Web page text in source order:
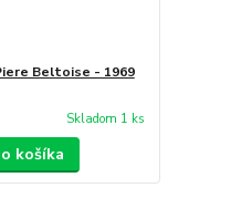
Beltoise - 1969
Skladom 1 ks
košíka